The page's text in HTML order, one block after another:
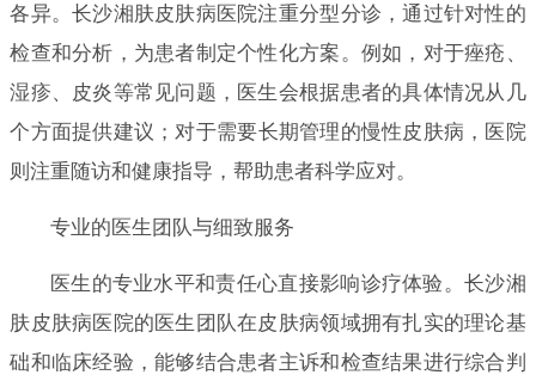
各异。长沙湘肤皮肤病医院注重分型分诊，通过针对性的
检查和分析，为患者制定个性化方案。例如，对于痤疮、
湿疹、皮炎等常见问题，医生会根据患者的具体情况从几
个方面提供建议；对于需要长期管理的慢性皮肤病，医院
则注重随访和健康指导，帮助患者科学应对。
专业的医生团队与细致服务
医生的专业水平和责任心直接影响诊疗体验。长沙湘
肤皮肤病医院的医生团队在皮肤病领域拥有扎实的理论基
础和临床经验，能够结合患者主诉和检查结果进行综合判